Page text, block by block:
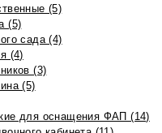
(5)
(5)
сада (4)
(4)
(3)
(5)
для оснащения ФАП (14)